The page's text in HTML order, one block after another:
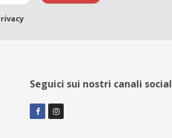
Seguici sui nostri canali social